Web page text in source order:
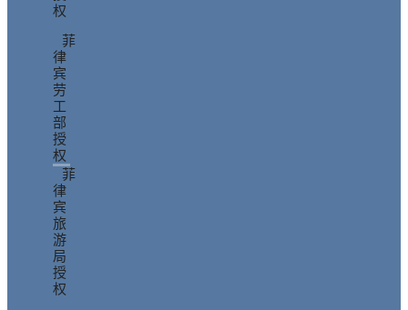
权
菲
律
宾
劳
工
部
授
权
菲
律
宾
旅
游
局
授
权